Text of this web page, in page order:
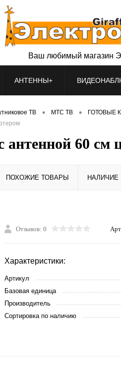
Ваш любимый магазин
АНТЕННЫ+
ТВ • МТС ТВ • ГОТОВЫЕ
60 см
ПОХОЖИЕ ТОВАРЫ НАЛИЧИЕ
Отзывов: 0
Характеристики:
Артикул
Базовая единица
Производитель
Сортировка по наличию